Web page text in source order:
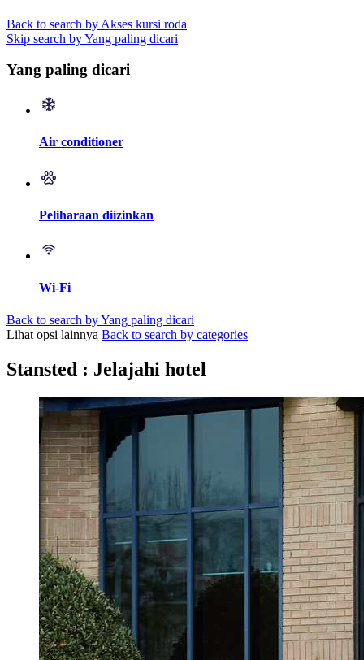
Back to search by Akses kursi roda
Skip search by Yang paling dicari
Yang paling dicari
Air conditioner
Peliharaan diizinkan
Wi-Fi
Back to search by Yang paling dicari
Lihat opsi lainnya Back to search by categories
Stansted : Jelajahi hotel